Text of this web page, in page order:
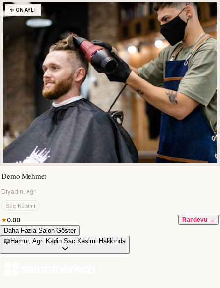
✨ ONAYLI
Demo Mehmet
Diyadin, Ağrı
Saç Kesimi
0.00 Randevu →
Daha Fazla Salon Göster
📖 Hamur, Agri Kadin Sac Kesimi Hakkında